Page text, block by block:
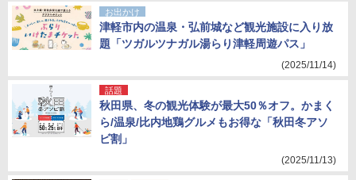
お出かけ
津軽市内の温泉・弘前城など観光施設に入り放
題「ツガルツナガル湯らり津軽周遊パス」
(2025/11/14)
話題
秋田県、冬の観光体験が最大50％オフ。かまく
ら/温泉/比内地鶏グルメもお得な「秋田冬アソ
ビ割」
(2025/11/13)